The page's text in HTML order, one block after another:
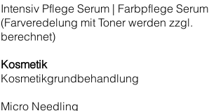
Intensiv Pflege Serum | Farbpflege Serum
(Farveredelung mit Toner werden zzgl.
berechnet)
Kosmetik
Kosmetikgrundbehandlung
Micro Needling